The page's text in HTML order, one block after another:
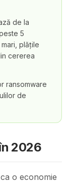
de la
5
plățile
cererea
ransomware
de
2026
o economie